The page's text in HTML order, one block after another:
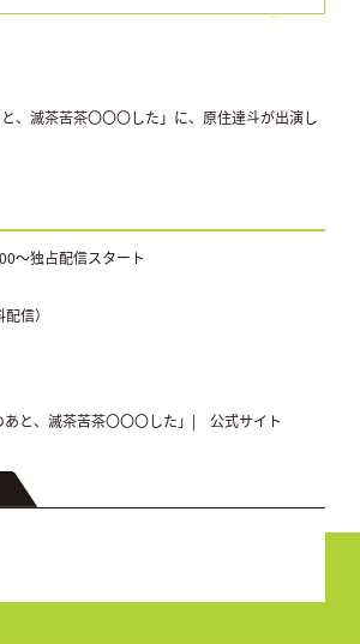
、滅茶苦茶〇〇〇した」に、原住達斗が出演し
〜独占配信スタート
信）
あと、滅茶苦茶〇〇〇した」| 公式サイト